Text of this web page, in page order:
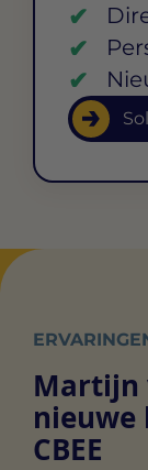
Martijn
nieuwe
CBEE